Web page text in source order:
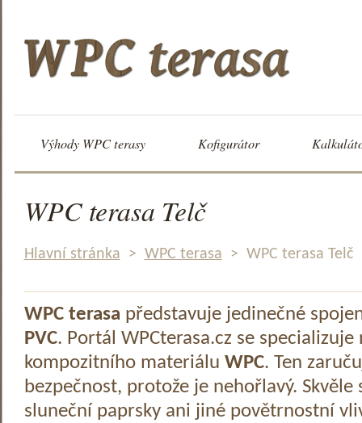
Výhody WPC terasy Kofigurátor
WPC terasa Telč
Hlavní stránka > WPC terasa > WPC terasa Telč
WPC terasa představuje jedinečné
PVC. Portál WPCterasa.cz se specializuje
kompozitního materiálu WPC. Ten
bezpečnost, protože je nehořlavý.
sluneční paprsky ani jiné povětrnostní